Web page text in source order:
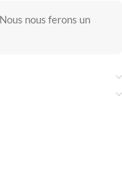
Nous nous ferons un